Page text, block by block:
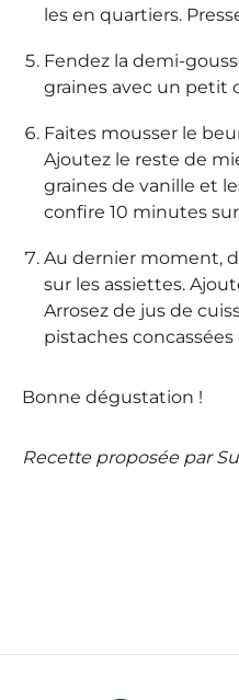
les en quartiers.
Fendez la demi-
graines avec un petit
Faites mousser le
Ajoutez le reste de
graines de vanille et
confire 10 minutes
Au dernier moment,
sur les assiettes.
Arrosez de jus de
pistaches concassées
Bonne dégustation !
Recette proposée par